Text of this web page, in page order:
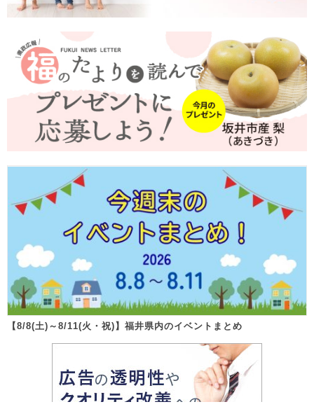
【8/8(土)～8/11(火・祝)】福井県内のイベントまとめ